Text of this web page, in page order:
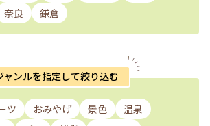
奈良 鎌倉
ャンルを指定して絞り込む
ツ おみやげ 景色
温泉